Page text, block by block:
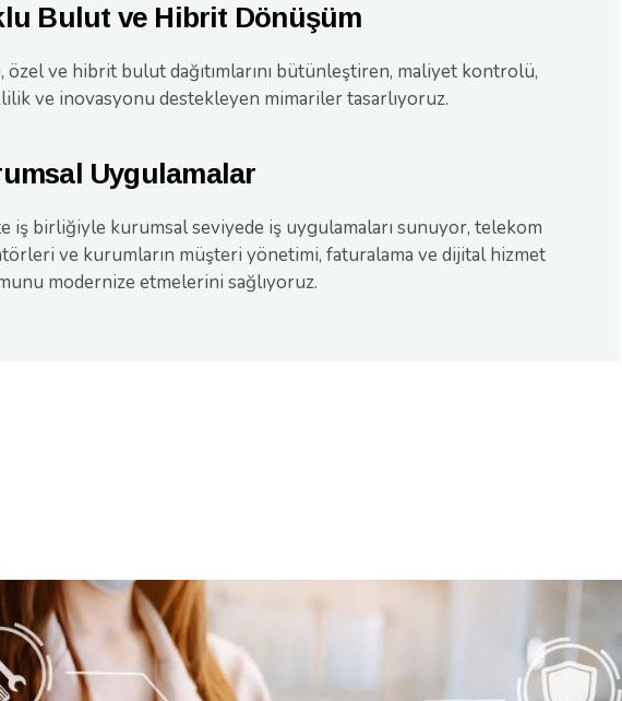
Bulut ve Hibrit Dönüşüm
özel ve hibrit bulut dağıtımlarını bütünleştiren, maliyet kontrolü,
ve inovasyonu destekleyen mimariler tasarlıyoruz.
Uygulamalar
iş birliğiyle kurumsal seviyede iş uygulamaları sunuyor, telekom
ve kurumların müşteri yönetimi, faturalama ve dijital hizmet
modernize etmelerini sağlıyoruz.